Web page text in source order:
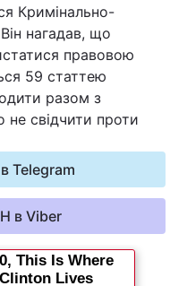
Кримінально-
нагадав, що
правовою
59 статтею
разом з
свідчити проти
Telegram
в Viber